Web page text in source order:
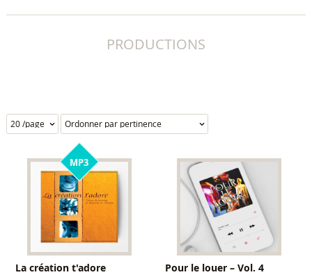
PRODUCTIONS
MP3
La création t'adore Pour le louer – Vol. 4